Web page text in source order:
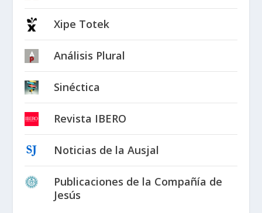
Xipe Totek
Análisis Plural
Sinéctica
Revista IBERO
Noticias de la Ausjal
Publicaciones de la Compañía de
Jesús